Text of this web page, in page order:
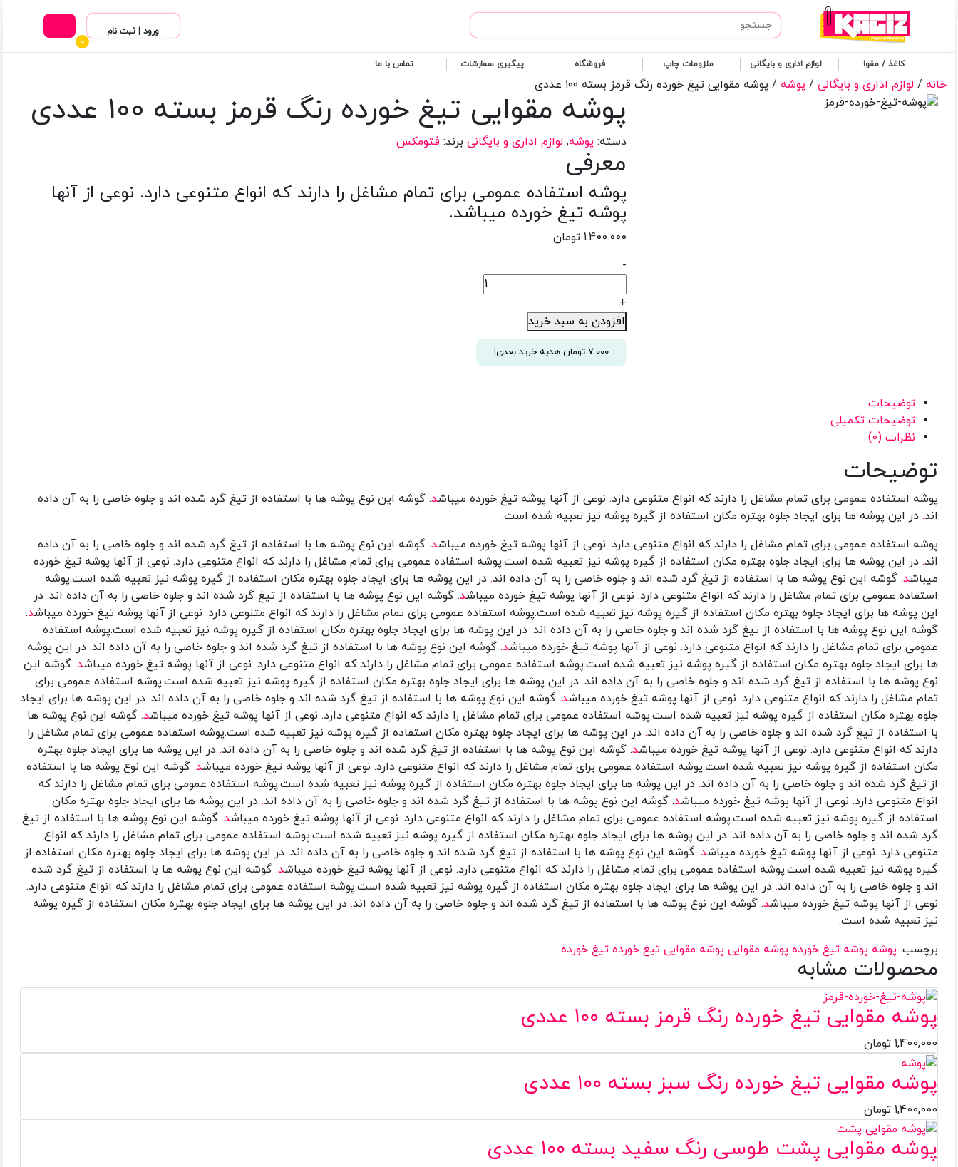
0
ورود | ثبت نام
کاغذ / مقوا لوازم اداری و بایگانی ملزومات چاپ فروشگاه پیگیری سفارشات تماس با ما
خانه / لوازم اداری و بایگانی / پوشه / پوشه مقوایی تیغ خورده رنگ قرمز بسته ۱۰۰ عددی
پوشه مقوایی تیغ خورده رنگ قرمز بسته ۱۰۰ عددی
دسته: پوشه,لوازم اداری و بایگانی برند: فتومکس
معرفی
پوشه استفاده عمومی برای تمام مشاغل را دارند که انواع متنوعی دارد. نوعی از آنها
پوشه تیغ خورده میباشد.
1.400.000 تومان
-
مقوایی
تیغ
خورده
رنگ
قرمز
+
افزودن به سبد خرید
7.000 تومان هدیه خرید بعدی!
توضیحات
توضیحات تکمیلی
نظرات (0)
توضیحات
پوشه استفاده عمومی برای تمام مشاغل را دارند که انواع متنوعی دارد. نوعی از آنها پوشه تیغ خورده میباشد. گوشه این نوع پوشه ها با استفاده از تیغ گرد شده اند و جلوه خاصی را به آن داده
اند. در این پوشه ها برای ایجاد جلوه بهتره مکان استفاده از گیره پوشه نیز تعبیه شده است.
پوشه استفاده عمومی برای تمام مشاغل را دارند که انواع متنوعی دارد. نوعی از آنها پوشه تیغ خورده میباشد. گوشه این نوع پوشه ها با استفاده از تیغ گرد شده اند و جلوه خاصی را به آن داده
اند. در این پوشه ها برای ایجاد جلوه بهتره مکان استفاده از گیره پوشه نیز تعبیه شده است.پوشه استفاده عمومی برای تمام مشاغل را دارند که انواع متنوعی دارد. نوعی از آنها پوشه تیغ خورده
میباشد. گوشه این نوع پوشه ها با استفاده از تیغ گرد شده اند و جلوه خاصی را به آن داده اند. در این پوشه ها برای ایجاد جلوه بهتره مکان استفاده از گیره پوشه نیز تعبیه شده است.پوشه
استفاده عمومی برای تمام مشاغل را دارند که انواع متنوعی دارد. نوعی از آنها پوشه تیغ خورده میباشد. گوشه این نوع پوشه ها با استفاده از تیغ گرد شده اند و جلوه خاصی را به آن داده اند. در
این پوشه ها برای ایجاد جلوه بهتره مکان استفاده از گیره پوشه نیز تعبیه شده است.پوشه استفاده عمومی برای تمام مشاغل را دارند که انواع متنوعی دارد. نوعی از آنها پوشه تیغ خورده میباشد.
گوشه این نوع پوشه ها با استفاده از تیغ گرد شده اند و جلوه خاصی را به آن داده اند. در این پوشه ها برای ایجاد جلوه بهتره مکان استفاده از گیره پوشه نیز تعبیه شده است.پوشه استفاده
عمومی برای تمام مشاغل را دارند که انواع متنوعی دارد. نوعی از آنها پوشه تیغ خورده میباشد. گوشه این نوع پوشه ها با استفاده از تیغ گرد شده اند و جلوه خاصی را به آن داده اند. در این پوشه
ها برای ایجاد جلوه بهتره مکان استفاده از گیره پوشه نیز تعبیه شده است.پوشه استفاده عمومی برای تمام مشاغل را دارند که انواع متنوعی دارد. نوعی از آنها پوشه تیغ خورده میباشد. گوشه این
نوع پوشه ها با استفاده از تیغ گرد شده اند و جلوه خاصی را به آن داده اند. در این پوشه ها برای ایجاد جلوه بهتره مکان استفاده از گیره پوشه نیز تعبیه شده است.پوشه استفاده عمومی برای
تمام مشاغل را دارند که انواع متنوعی دارد. نوعی از آنها پوشه تیغ خورده میباشد. گوشه این نوع پوشه ها با استفاده از تیغ گرد شده اند و جلوه خاصی را به آن داده اند. در این پوشه ها برای ایجاد
جلوه بهتره مکان استفاده از گیره پوشه نیز تعبیه شده است.پوشه استفاده عمومی برای تمام مشاغل را دارند که انواع متنوعی دارد. نوعی از آنها پوشه تیغ خورده میباشد. گوشه این نوع پوشه ها
با استفاده از تیغ گرد شده اند و جلوه خاصی را به آن داده اند. در این پوشه ها برای ایجاد جلوه بهتره مکان استفاده از گیره پوشه نیز تعبیه شده است.پوشه استفاده عمومی برای تمام مشاغل را
دارند که انواع متنوعی دارد. نوعی از آنها پوشه تیغ خورده میباشد. گوشه این نوع پوشه ها با استفاده از تیغ گرد شده اند و جلوه خاصی را به آن داده اند. در این پوشه ها برای ایجاد جلوه بهتره
مکان استفاده از گیره پوشه نیز تعبیه شده است.پوشه استفاده عمومی برای تمام مشاغل را دارند که انواع متنوعی دارد. نوعی از آنها پوشه تیغ خورده میباشد. گوشه این نوع پوشه ها با استفاده
از تیغ گرد شده اند و جلوه خاصی را به آن داده اند. در این پوشه ها برای ایجاد جلوه بهتره مکان استفاده از گیره پوشه نیز تعبیه شده است.پوشه استفاده عمومی برای تمام مشاغل را دارند که
انواع متنوعی دارد. نوعی از آنها پوشه تیغ خورده میباشد. گوشه این نوع پوشه ها با استفاده از تیغ گرد شده اند و جلوه خاصی را به آن داده اند. در این پوشه ها برای ایجاد جلوه بهتره مکان
استفاده از گیره پوشه نیز تعبیه شده است.پوشه استفاده عمومی برای تمام مشاغل را دارند که انواع متنوعی دارد. نوعی از آنها پوشه تیغ خورده میباشد. گوشه این نوع پوشه ها با استفاده از تیغ
گرد شده اند و جلوه خاصی را به آن داده اند. در این پوشه ها برای ایجاد جلوه بهتره مکان استفاده از گیره پوشه نیز تعبیه شده است.پوشه استفاده عمومی برای تمام مشاغل را دارند که انواع
متنوعی دارد. نوعی از آنها پوشه تیغ خورده میباشد. گوشه این نوع پوشه ها با استفاده از تیغ گرد شده اند و جلوه خاصی را به آن داده اند. در این پوشه ها برای ایجاد جلوه بهتره مکان استفاده از
گیره پوشه نیز تعبیه شده است.پوشه استفاده عمومی برای تمام مشاغل را دارند که انواع متنوعی دارد. نوعی از آنها پوشه تیغ خورده میباشد. گوشه این نوع پوشه ها با استفاده از تیغ گرد شده
اند و جلوه خاصی را به آن داده اند. در این پوشه ها برای ایجاد جلوه بهتره مکان استفاده از گیره پوشه نیز تعبیه شده است.پوشه استفاده عمومی برای تمام مشاغل را دارند که انواع متنوعی دارد.
نوعی از آنها پوشه تیغ خورده میباشد. گوشه این نوع پوشه ها با استفاده از تیغ گرد شده اند و جلوه خاصی را به آن داده اند. در این پوشه ها برای ایجاد جلوه بهتره مکان استفاده از گیره پوشه
نیز تعبیه شده است.
برچسب: پوشه پوشه تیغ خورده پوشه مقوایی پوشه مقوایی تیغ خورده تیغ خورده
محصولات مشابه
پوشه مقوایی تیغ خورده رنگ قرمز بسته ۱۰۰ عددی
1,400,000 تومان
پوشه مقوایی تیغ خورده رنگ سبز بسته ۱۰۰ عددی
1,400,000 تومان
پوشه مقوایی پشت طوسی رنگ سفید بسته ۱۰۰ عددی
/
مقوا